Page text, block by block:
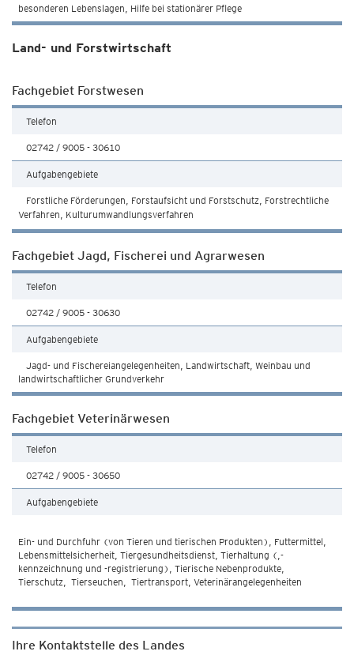
besonderen Lebenslagen, Hilfe bei stationärer Pflege
Land- und Forstwirtschaft
Fachgebiet Forstwesen
Telefon
02742 / 9005 - 30610
Aufgabengebiete
Forstliche Förderungen, Forstaufsicht und Forstschutz, Forstrechtliche
Verfahren, Kulturumwandlungsverfahren
Fachgebiet Jagd, Fischerei und Agrarwesen
Telefon
02742 / 9005 - 30630
Aufgabengebiete
Jagd- und Fischereiangelegenheiten, Landwirtschaft, Weinbau und
landwirtschaftlicher Grundverkehr
Fachgebiet Veterinärwesen
Telefon
02742 / 9005 - 30650
Aufgabengebiete
Ein- und Durchfuhr (von Tieren und tierischen Produkten), Futtermittel,
Lebensmittelsicherheit, Tiergesundheitsdienst, Tierhaltung (,-
kennzeichnung und -registrierung), Tierische Nebenprodukte,
Tierschutz, Tierseuchen, Tiertransport, Veterinärangelegenheiten
Ihre Kontaktstelle des Landes